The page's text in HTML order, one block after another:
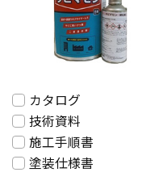
カタログ
技術資料
施工手順書
塗装仕様書